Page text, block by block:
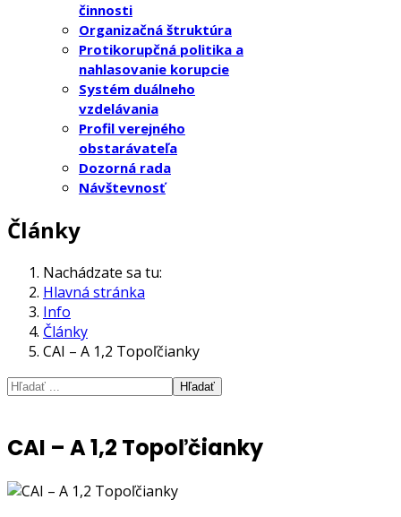
činnosti
Organizačná štruktúra
Protikorupčná politika a
nahlasovanie korupcie
Systém duálneho
vzdelávania
Profil verejného
obstarávateľa
Dozorná rada
Návštevnosť
Články
Nachádzate sa tu:
Hlavná stránka
Info
Články
CAI – A 1,2 Topoľčianky
Hľadať
CAI – A 1,2 Topoľčianky